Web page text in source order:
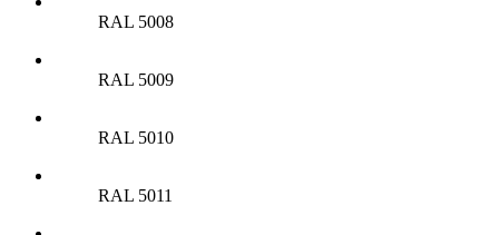
RAL 5008
RAL 5009
RAL 5010
RAL 5011